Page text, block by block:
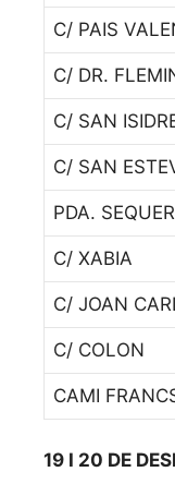
C/ PAIS
C/ DR.
C/ SAN
C/ SAN
PDA.
C/ XABIA
C/ JOAN
C/ COLON
CAMI
19 I 20 DE